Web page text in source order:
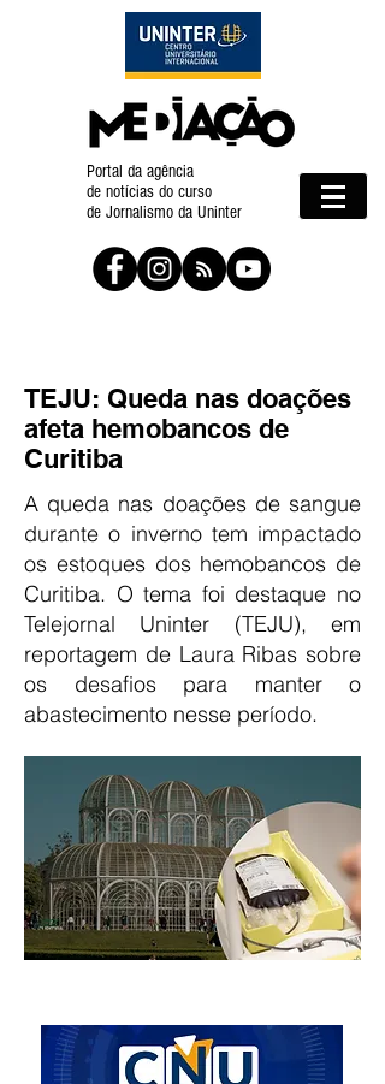
Portal da agência
de notícias do curso
de Jornalismo da Uninter
TEJU: Queda nas doações
afeta hemobancos de
Curitiba
A queda nas doações de sangue
durante o inverno tem impactado
os estoques dos hemobancos de
Curitiba. O tema foi destaque no
Telejornal Uninter (TEJU), em
reportagem de Laura Ribas sobre
os desafios para manter o
abastecimento nesse período.